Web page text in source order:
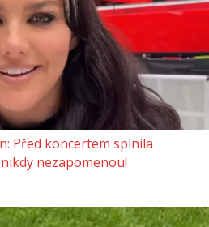
Před koncertem splnila
nezapomenou!